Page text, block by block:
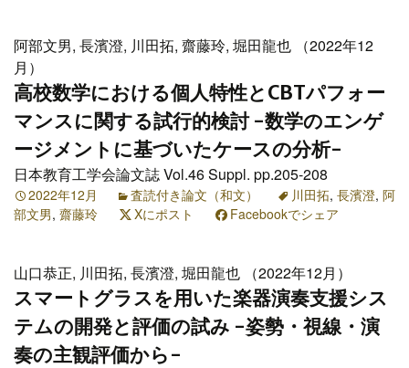
阿部文男, 長濱澄, 川田拓, 齋藤玲, 堀田龍也 （2022年12
月）
高校数学における個人特性とCBTパフォー
マンスに関する試行的検討 -数学のエンゲ
ージメントに基づいたケースの分析-
日本教育工学会論文誌 Vol.46 Suppl. pp.205-208
2022年12月 査読付き論文（和文） 川田拓, 長濱澄, 阿
部文男, 齋藤玲 Xにポスト Facebookでシェア
山口恭正, 川田拓, 長濱澄, 堀田龍也 （2022年12月）
スマートグラスを用いた楽器演奏支援シス
テムの開発と評価の試み -姿勢・視線・演
奏の主観評価から-